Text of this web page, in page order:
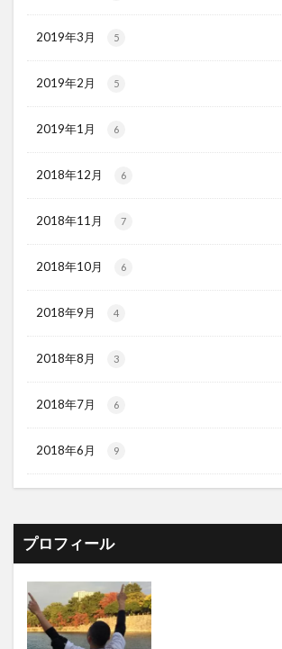
2019年3月 5
2019年2月 5
2019年1月 6
2018年12月 6
2018年11月 7
2018年10月 6
2018年9月 4
2018年8月 3
2018年7月 6
2018年6月 9
プロフィール